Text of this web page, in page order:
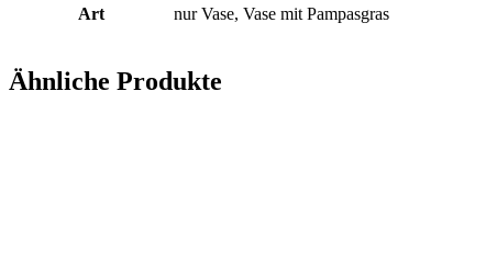
Art nur Vase, Vase mit Pampasgras
Ähnliche Produkte